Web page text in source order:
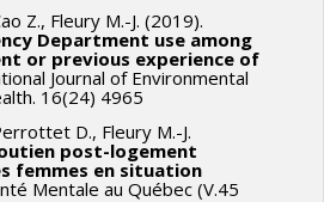
Z., Fleury M.-J. (2019).
Department use among
or previous experience of
Journal of Environmental
16(24) 4965
D., Fleury M.-J.
post-logement
femmes en situation
Mentale au Québec (V.45